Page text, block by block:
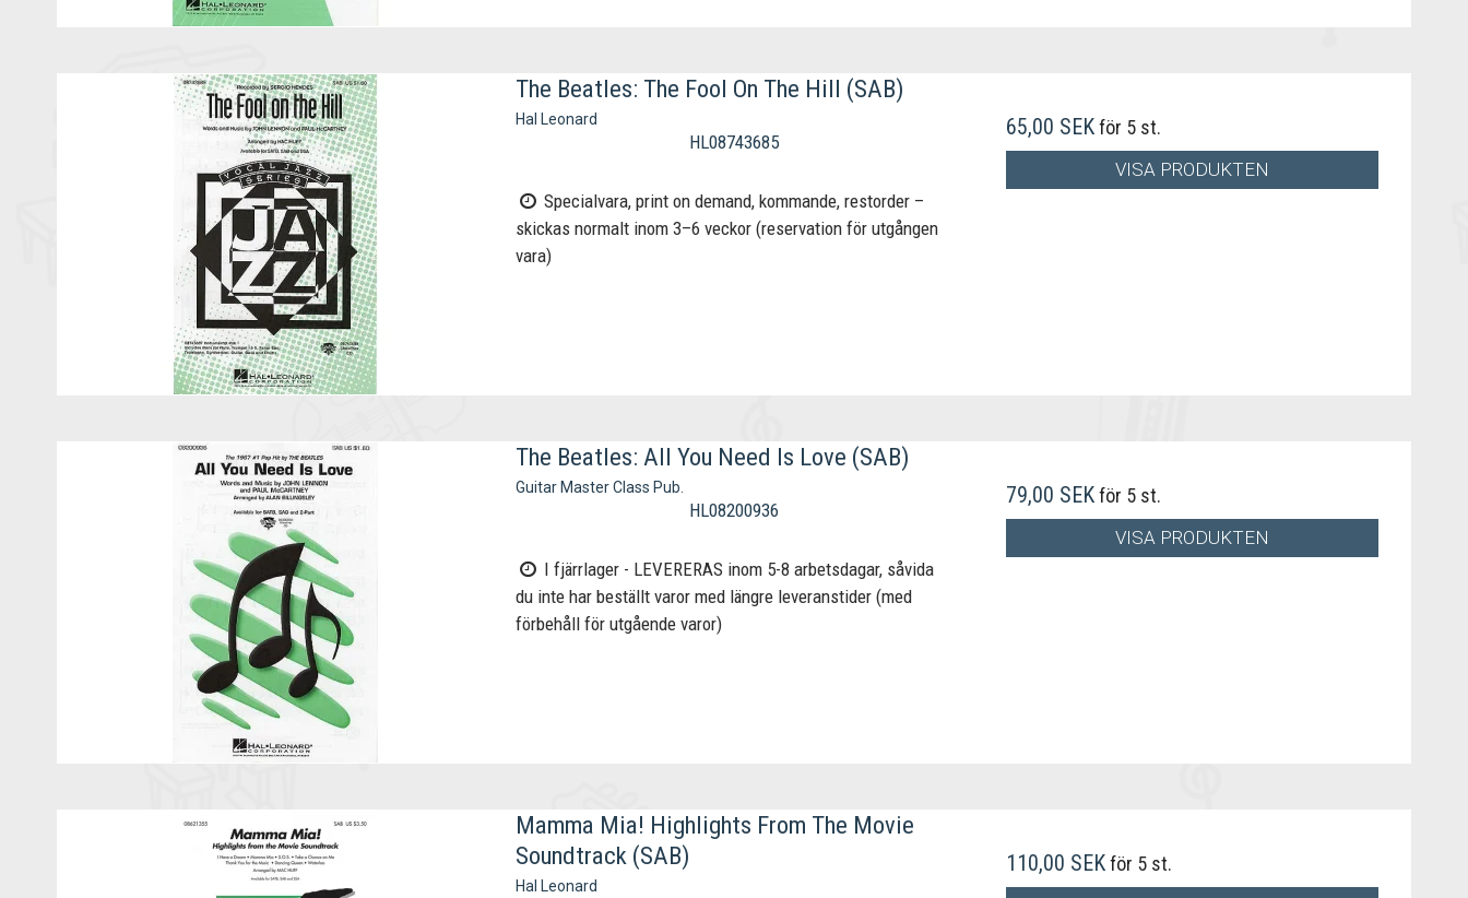
The Beatles: The Fool On The Hill (SAB)
Hal Leonard
HL08743685
Specialvara, print on demand, kommande, restorder –
skickas normalt inom 3–6 veckor (reservation för utgången
vara)
65,00 SEKför 5 st.
VISA PRODUKTEN
The Beatles: All You Need Is Love (SAB)
Guitar Master Class Pub.
HL08200936
I fjärrlager - LEVERERAS inom 5-8 arbetsdagar, såvida
du inte har beställt varor med längre leveranstider (med
förbehåll för utgående varor)
79,00 SEKför 5 st.
VISA PRODUKTEN
Mamma Mia! Highlights From The Movie
Soundtrack (SAB)
Hal Leonard
110,00 SEKför 5 st.